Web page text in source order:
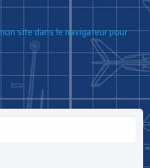
site dans le navigateur pour